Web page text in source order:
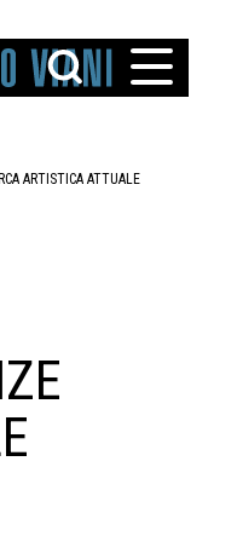
ARTISTICA ATTUALE